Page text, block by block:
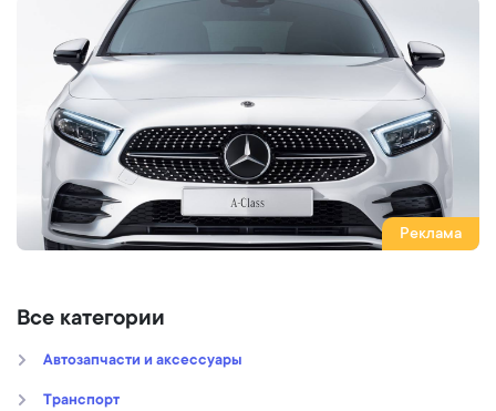
Реклама
Все категории
Автозапчасти и аксессуары
Транспорт